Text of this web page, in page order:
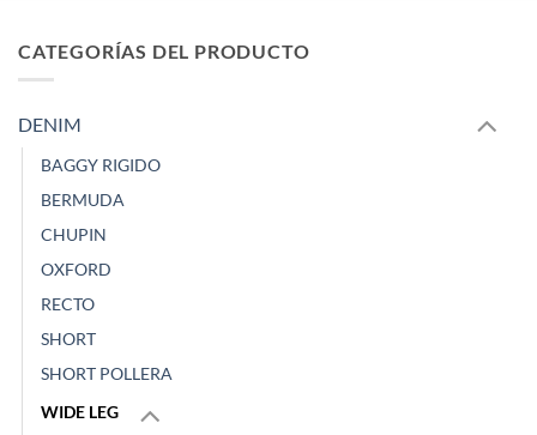
CATEGORÍAS DEL PRODUCTO
DENIM
BAGGY RIGIDO
BERMUDA
CHUPIN
OXFORD
RECTO
SHORT
SHORT POLLERA
WIDE LEG